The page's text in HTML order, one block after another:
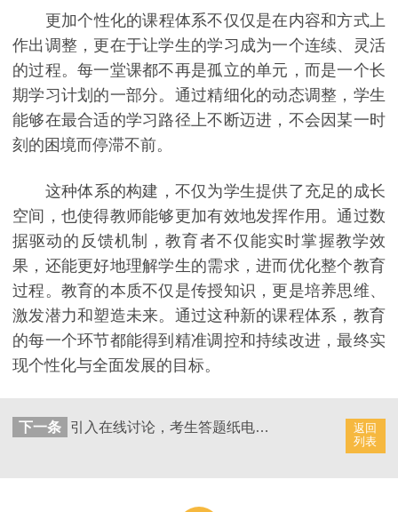
更加个性化的课程体系不仅仅是在内容和方式上
作出调整，更在于让学生的学习成为一个连续、灵活
的过程。每一堂课都不再是孤立的单元，而是一个长
期学习计划的一部分。通过精细化的动态调整，学生
能够在最合适的学习路径上不断迈进，不会因某一时
刻的困境而停滞不前。
这种体系的构建，不仅为学生提供了充足的成长
空间，也使得教师能够更加有效地发挥作用。通过数
据驱动的反馈机制，教育者不仅能实时掌握教学效
果，还能更好地理解学生的需求，进而优化整个教育
过程。教育的本质不仅是传授知识，更是培养思维、
激发潜力和塑造未来。通过这种新的课程体系，教育
的每一个环节都能得到精准调控和持续改进，最终实
现个性化与全面发展的目标。
返回
列表
下一条 引入在线讨论，考生答题纸电子化档案系统，促进档案管理标准的讨论和制定